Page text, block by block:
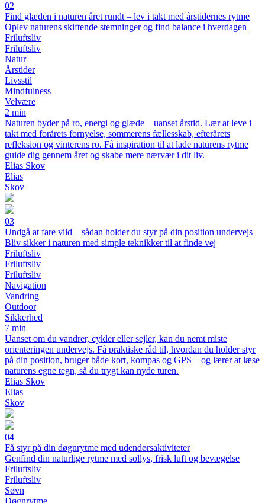
02
Find glæden i naturen året rundt – lev i takt med årstidernes rytme
Oplev naturens skiftende stemninger og find balance i hverdagen
Friluftsliv
Friluftsliv
Natur
Årstider
Livsstil
Mindfulness
Velvære
2 min
Naturen byder på ro, energi og glæde – uanset årstid. Lær at leve i
takt med forårets fornyelse, sommerens fællesskab, efterårets
refleksion og vinterens ro. Få inspiration til at lade naturens rytme
guide dig gennem året og skabe mere nærvær i dit liv.
Elias Skov
Elias
Skov
03
Undgå at fare vild – sådan holder du styr på din position undervejs
Bliv sikker i naturen med simple teknikker til at finde vej
Friluftsliv
Friluftsliv
Friluftsliv
Navigation
Vandring
Outdoor
Sikkerhed
7 min
Uanset om du vandrer, cykler eller sejler, kan du nemt miste
orienteringen undervejs. Få praktiske råd til, hvordan du holder styr
på din position, bruger både kort, kompas og GPS – og lærer at læse
naturens egne tegn, så du trygt kan nyde turen.
Elias Skov
Elias
Skov
04
Få styr på din døgnrytme med udendørsaktiviteter
Genfind din naturlige rytme med sollys, frisk luft og bevægelse
Friluftsliv
Friluftsliv
Søvn
Døgnrytme